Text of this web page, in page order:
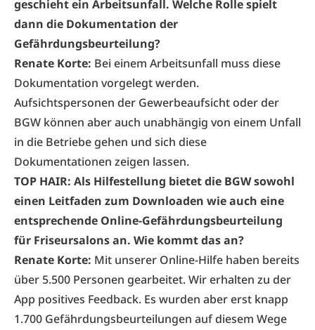
geschieht ein Arbeitsunfall. Welche Rolle spielt
dann die Dokumentation der
Gefährdungsbeurteilung?
Renate Korte: Bei einem Arbeitsunfall muss diese
Dokumentation vorgelegt werden.
Aufsichtspersonen der Gewerbeaufsicht oder der
BGW können aber auch unabhängig von einem Unfall
in die Betriebe gehen und sich diese
Dokumentationen zeigen lassen.
TOP HAIR: Als Hilfestellung bietet die BGW sowohl
einen Leitfaden zum Downloaden wie auch eine
entsprechende Online-Gefährdungsbeurteilung
für Friseursalons an. Wie kommt das an?
Renate Korte: Mit unserer Online-Hilfe haben bereits
über 5.500 Personen gearbeitet. Wir erhalten zu der
App positives Feedback. Es wurden aber erst knapp
1.700 Gefährdungsbeurteilungen auf diesem Wege